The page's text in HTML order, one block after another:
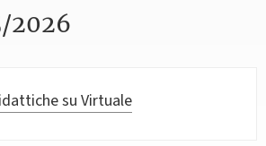
2026
su Virtuale